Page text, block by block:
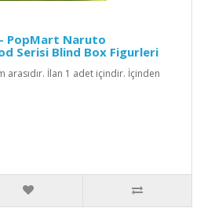
PopMart Naruto
Serisi Blind Box Figurleri
arasıdır. İlan 1 adet içindir. İçinden